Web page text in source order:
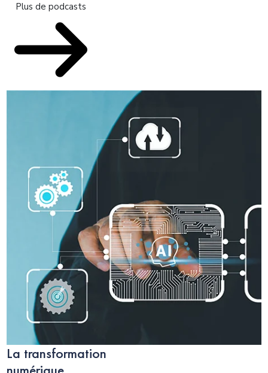
Plus de podcasts
La transformation